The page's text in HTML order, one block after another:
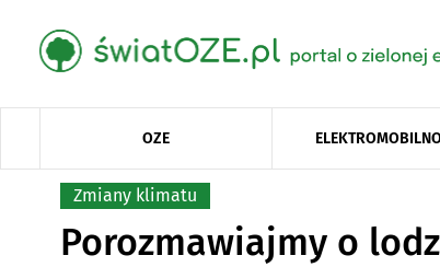
OZE
Zmiany klimatu
Porozmawiajmy o